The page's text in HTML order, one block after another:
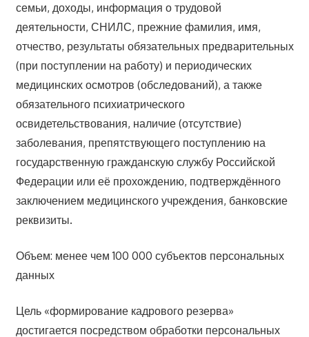
семьи, доходы, информация о трудовой
деятельности, СНИЛС, прежние фамилия, имя,
отчество, результаты обязательных предварительных
(при поступлении на работу) и периодических
медицинских осмотров (обследований), а также
обязательного психиатрического
освидетельствования, наличие (отсутствие)
заболевания, препятствующего поступлению на
государственную гражданскую службу Российской
Федерации или её прохождению, подтверждённого
заключением медицинского учреждения, банковские
реквизиты.
Объем: менее чем 100 000 субъектов персональных
данных
Цель «формирование кадрового резерва»
достигается посредством обработки персональных